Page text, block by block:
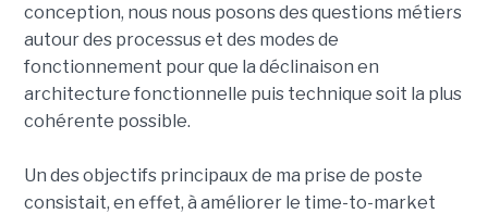
conception, nous nous posons des questions métiers
autour des processus et des modes de
fonctionnement pour que la déclinaison en
architecture fonctionnelle puis technique soit la plus
cohérente possible.
Un des objectifs principaux de ma prise de poste
consistait, en effet, à améliorer le time-to-market